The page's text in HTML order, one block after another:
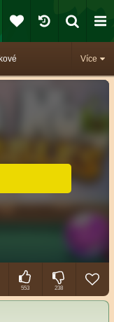
Více
553 238